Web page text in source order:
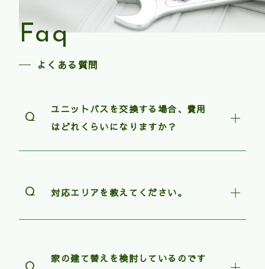
Faq
よくある質問
ユニットバスを交換する場合、費用
はどれくらいになりますか？
対応エリアを教えてください。
家の建て替えを検討しているのです